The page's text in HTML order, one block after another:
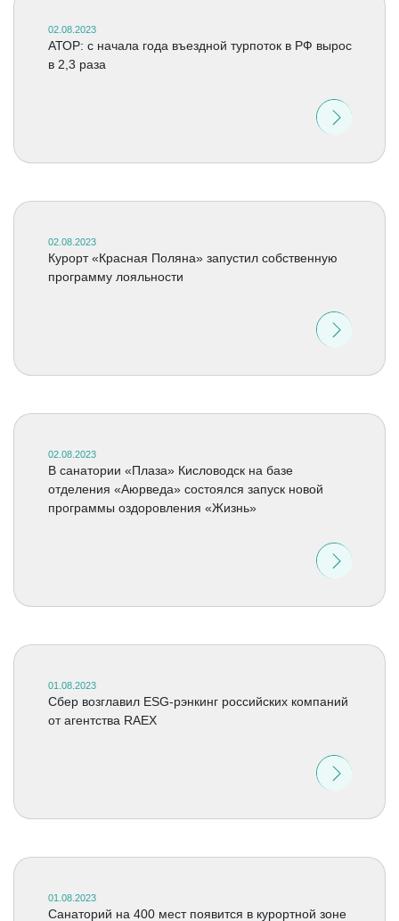
02.08.2023
АТОР: c начала года въездной турпоток в РФ вырос
в 2,3 раза
02.08.2023
Курорт «Красная Поляна» запустил собственную
программу лояльности
02.08.2023
В санатории «Плаза» Кисловодск на базе
отделения «Аюрведа» состоялся запуск новой
программы оздоровления «Жизнь»
01.08.2023
Сбер возглавил ESG-рэнкинг российских компаний
от агентства RAEX
01.08.2023
Санаторий на 400 мест появится в курортной зоне